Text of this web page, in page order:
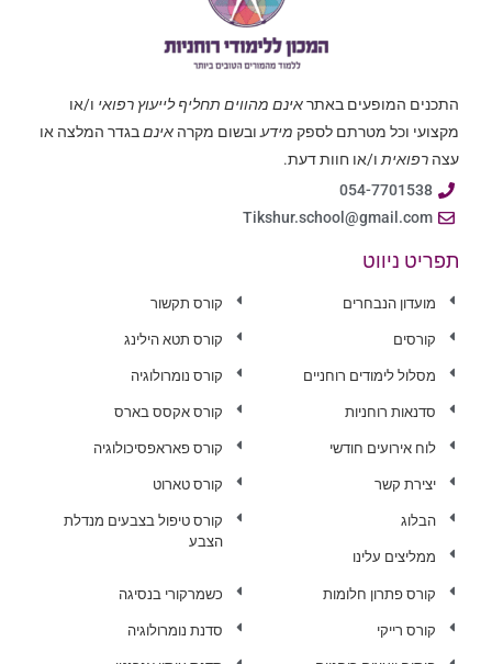
התכנים המופעים באתראינם מהווים תחליף לייעוץ רפואי ו/או
מקצועי וכל מטרתם לספק מידע ובשום מקרה אינםבגדר המלצה או
עצה רפואית ו/או חוות דעת.
054-7701538
Tikshur.school@gmail.com
תפריט ניווט
מועדון הנבחרים
קורסים
מסלול לימודים רוחניים
סדנאות רוחניות
לוח אירועים חודשי
יצירת קשר
הבלוג
ממליצים עלינו
קורס תקשור
קורס תטא הילינג
קורס נומרולוגיה
קורס אקסס בארס
קורס פאראפסיכולוגיה
קורס טארוט
קורס טיפול בצבעים מנדלת
הצבע
קורס פתרון חלומות
קורס רייקי
כשמרקורי בנסיגה
סדנת נומרולוגיה